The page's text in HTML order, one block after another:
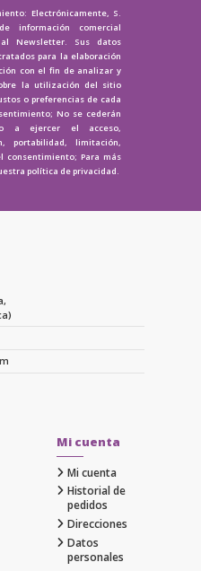
Electrónicamente, S.
información comercial
Newsletter. Sus datos
para la elaboración
con el fin de analizar y
la utilización del sitio
o preferencias de cada
No se cederán
a ejercer el acceso,
portabilidad, limitación,
consentimiento; Para más
política de privacidad.
Mi cuenta
Mi cuenta
Historial de
pedidos
Direcciones
Datos
personales